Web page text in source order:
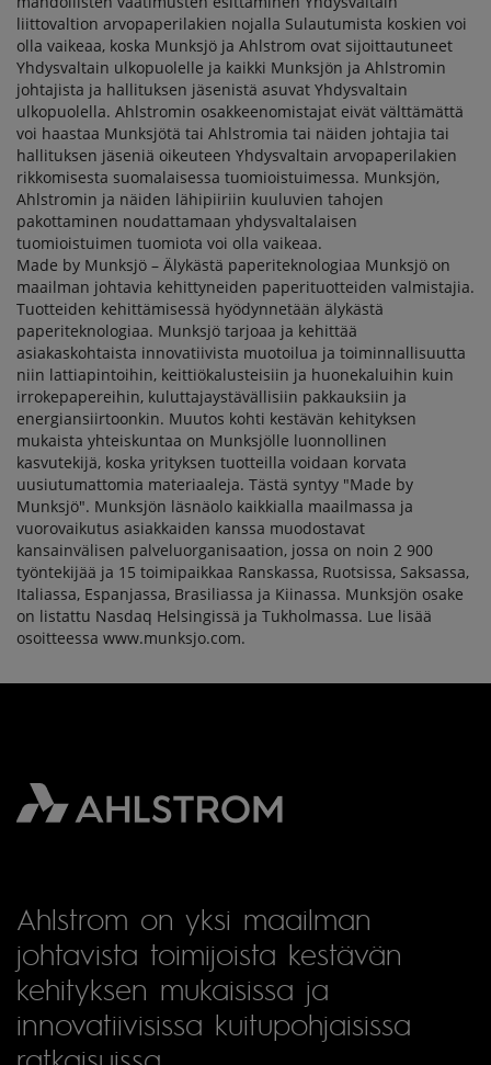
liittovaltion arvopaperilakien nojalla Sulautumista koskien voi
olla vaikeaa, koska Munksjö ja Ahlstrom ovat sijoittautuneet
Yhdysvaltain ulkopuolelle ja kaikki Munksjön ja Ahlstromin
johtajista ja hallituksen jäsenistä asuvat Yhdysvaltain
ulkopuolella. Ahlstromin osakkeenomistajat eivät välttämättä
voi haastaa Munksjötä tai Ahlstromia tai näiden johtajia tai
hallituksen jäseniä oikeuteen Yhdysvaltain arvopaperilakien
rikkomisesta suomalaisessa tuomioistuimessa. Munksjön,
Ahlstromin ja näiden lähipiiriin kuuluvien tahojen
pakottaminen noudattamaan yhdysvaltalaisen
tuomioistuimen tuomiota voi olla vaikeaa.
Made by Munksjö – Älykästä paperiteknologiaa Munksjö on
maailman johtavia kehittyneiden paperituotteiden valmistajia.
Tuotteiden kehittämisessä hyödynnetään älykästä
paperiteknologiaa. Munksjö tarjoaa ja kehittää
asiakaskohtaista innovatiivista muotoilua ja toiminnallisuutta
niin lattiapintoihin, keittiökalusteisiin ja huonekaluihin kuin
irrokepapereihin, kuluttajaystävällisiin pakkauksiin ja
energiansiirtoonkin. Muutos kohti kestävän kehityksen
mukaista yhteiskuntaa on Munksjölle luonnollinen
kasvutekijä, koska yrityksen tuotteilla voidaan korvata
uusiutumattomia materiaaleja. Tästä syntyy "Made by
Munksjö". Munksjön läsnäolo kaikkialla maailmassa ja
vuorovaikutus asiakkaiden kanssa muodostavat
kansainvälisen palveluorganisaation, jossa on noin 2 900
työntekijää ja 15 toimipaikkaa Ranskassa, Ruotsissa, Saksassa,
Italiassa, Espanjassa, Brasiliassa ja Kiinassa. Munksjön osake
on listattu Nasdaq Helsingissä ja Tukholmassa. Lue lisää
osoitteessa www.munksjo.com.
Ahlstrom on yksi maailman
johtavista toimijoista kestävän
kehityksen mukaisissa ja
innovatiivisissa kuitupohjaisissa